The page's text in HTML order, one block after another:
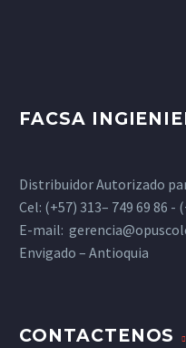
FACSA
Distribuidor Autorizado
Cel: (+57) 313– 749 69 86 -
E-mail:
Envigado – Antioquia
CONTACTENOS